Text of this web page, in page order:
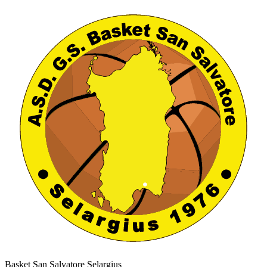
Basket San Salvatore Selargius